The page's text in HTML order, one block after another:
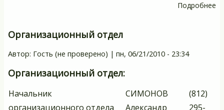
Подробнее
Организационный отдел
Автор: Гость (не проверено) | пн, 06/21/2010 - 23:34
Организационный отдел:
Начальник
организационного отдела
СИМОНОВ
Александр
(812)
295-